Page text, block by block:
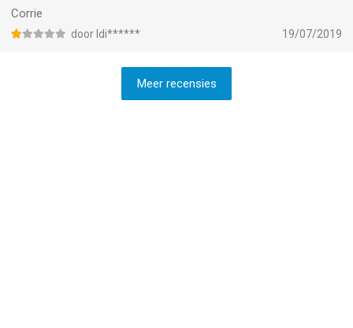
Corrie
door Idi****** 19/07/2019
Meer recensies